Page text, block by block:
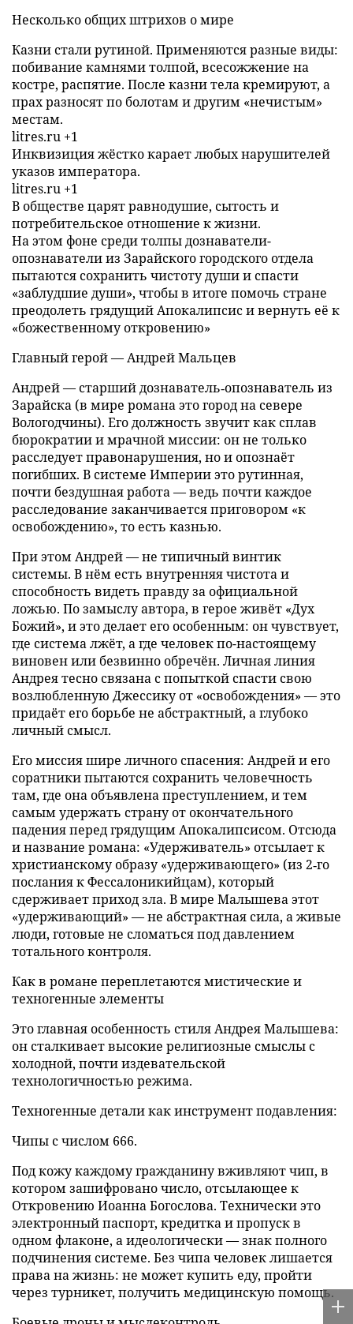
Несколько общих штрихов о мире
Казни стали рутиной. Применяются разные виды:
побивание камнями толпой, всесожжение на
костре, распятие. После казни тела кремируют, а
прах разносят по болотам и другим «нечистым»
местам.
litres.ru +1
Инквизиция жёстко карает любых нарушителей
указов императора.
litres.ru +1
В обществе царят равнодушие, сытость и
потребительское отношение к жизни.
На этом фоне среди толпы дознаватели-
опознаватели из Зарайского городского отдела
пытаются сохранить чистоту души и спасти
«заблудшие души», чтобы в итоге помочь стране
преодолеть грядущий Апокалипсис и вернуть её к
«божественному откровению»
Главный герой — Андрей Мальцев
Андрей — старший дознаватель‑опознаватель из
Зарайска (в мире романа это город на севере
Вологодчины). Его должность звучит как сплав
бюрократии и мрачной миссии: он не только
расследует правонарушения, но и опознаёт
погибших. В системе Империи это рутинная,
почти бездушная работа — ведь почти каждое
расследование заканчивается приговором «к
освобождению», то есть казнью.
При этом Андрей — не типичный винтик
системы. В нём есть внутренняя чистота и
способность видеть правду за официальной
ложью. По замыслу автора, в герое живёт «Дух
Божий», и это делает его особенным: он чувствует,
где система лжёт, а где человек по-настоящему
виновен или безвинно обречён. Личная линия
Андрея тесно связана с попыткой спасти свою
возлюбленную Джессику от «освобождения» — это
придаёт его борьбе не абстрактный, а глубоко
личный смысл.
Его миссия шире личного спасения: Андрей и его
соратники пытаются сохранить человечность
там, где она объявлена преступлением, и тем
самым удержать страну от окончательного
падения перед грядущим Апокалипсисом. Отсюда
и название романа: «Удерживатель» отсылает к
христианскому образу «удерживающего» (из 2‑го
послания к Фессалоникийцам), который
сдерживает приход зла. В мире Малышева этот
«удерживающий» — не абстрактная сила, а живые
люди, готовые не сломаться под давлением
тотального контроля.
Как в романе переплетаются мистические и
техногенные элементы
Это главная особенность стиля Андрея Малышева:
он сталкивает высокие религиозные смыслы с
холодной, почти издевательской
технологичностью режима.
Техногенные детали как инструмент подавления:
Чипы с числом 666.
Под кожу каждому гражданину вживляют чип, в
котором зашифровано число, отсылающее к
Откровению Иоанна Богослова. Технически это
электронный паспорт, кредитка и пропуск в
одном флаконе, а идеологически — знак полного
подчинения системе. Без чипа человек лишается
права на жизнь: не может купить еду, пройти
через турникет, получить медицинскую помощь.